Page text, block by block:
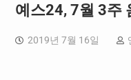
예스24, 7월 3주
2019년 7월 16일